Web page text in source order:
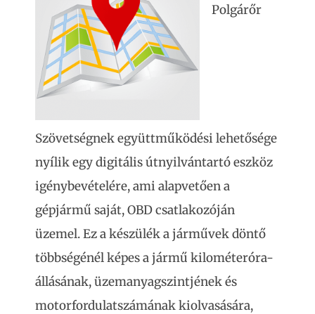
Polgárőr
Szövetségnek együttműködési lehetősége
nyílik egy digitális útnyilvántartó eszköz
igénybevételére, ami alapvetően a
gépjármű saját, OBD csatlakozóján
üzemel. Ez a készülék a járművek döntő
többségénél képes a jármű kilométeróra-
állásának, üzemanyagszintjének és
motorfordulatszámának kiolvasására,